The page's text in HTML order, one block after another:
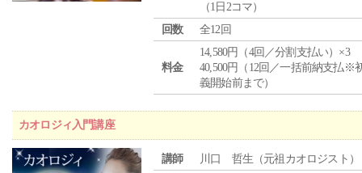
（1日2コマ）
回数
全12回
料金
14,580円（4回／分割支払い）×3
40,500円（12回／一括前納支払※
義開始前まで）
カオロジィ入門講座
講師
川口 哲生（元祖カオロジスト）